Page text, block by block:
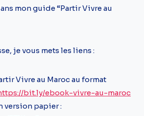
mon guide “Partir Vivre au
je vous mets les liens :
Vivre au Maroc au format
bit.ly/ebook-vivre-au-maroc
version papier :